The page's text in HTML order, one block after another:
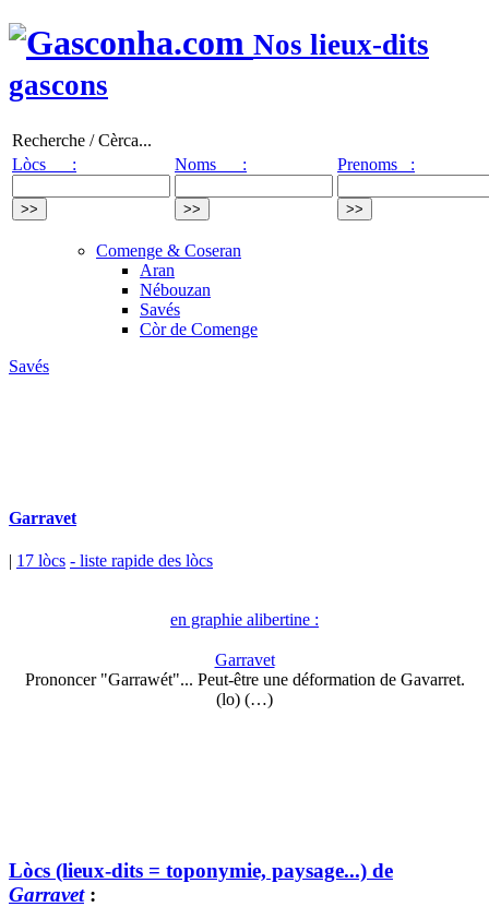
Nos lieux-dits
gascons
Recherche / Cèrca...
Lòcs :
Noms : Prenoms :
Comenge & Coseran
Aran
Nébouzan
Savés
Còr de Comenge
Savés
Garravet
| 17 lòcs - liste rapide des lòcs
en graphie alibertine :
Garravet
Prononcer "Garrawét"... Peut-être une déformation de Gavarret.
(lo) (…)
Lòcs (lieux-dits = toponymie, paysage...) de
Garravet: